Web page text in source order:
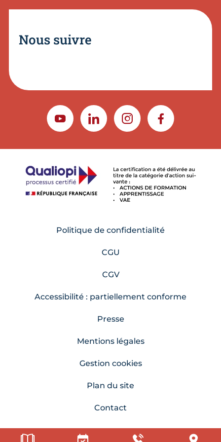
Nous suivre
YOUTUBELINKEDININSTAGRAMFACEBOOK
Politique de confidentialité
CGU
CGV
Accessibilité : partiellement conforme
Presse
Mentions légales
Gestion cookies
Plan du site
Contact